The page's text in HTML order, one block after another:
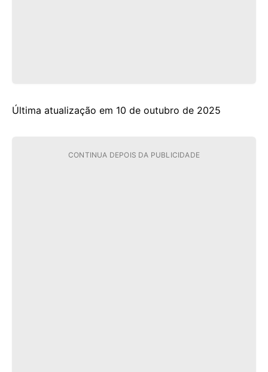
Última atualização em 10 de outubro de 2025
CONTINUA DEPOIS DA PUBLICIDADE